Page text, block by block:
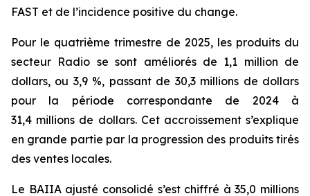
FAST et de l’incidence positive du change.
Pour le quatrième trimestre de 2025, les produits du
secteur Radio se sont améliorés de 1,1 million de
dollars, ou 3,9 %, passant de 30,3 millions de dollars
pour la période correspondante de 2024 à
31,4 millions de dollars. Cet accroissement s’explique
en grande partie par la progression des produits tirés
des ventes locales.
Le BAIIA ajusté consolidé s’est chiffré à 35,0 millions